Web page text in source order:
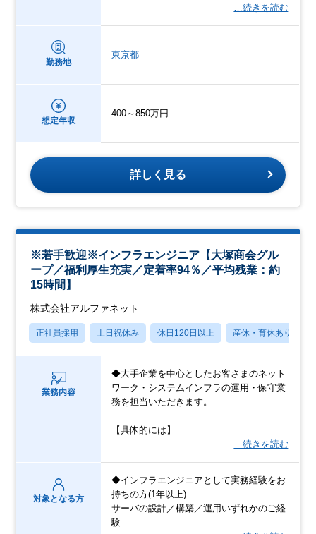
…続きを読む
勤務地
東京都
想定年収
400～850万円
詳しく見る
※若手歓迎※インフラエンジニア【大塚商会グル
ープ／福利厚生充実／定着率94％／平均残業：約
15時間】
株式会社アルファネット
正社員採用 土日祝休み 休日120日以上 産休・育休あり
業務内容
◆大手企業を中心としたお客さまのネット
ワーク・システムインフラの運用・保守業
務を担当いただきます。
【具体的には】
…続きを読む
対象となる方
◆インフラエンジニアとして実務経験をお
持ちの方(1年以上)
サーバの設計／構築／運用いずれかのご経
験